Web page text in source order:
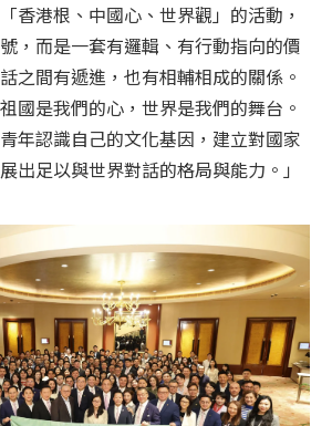
香港根、中國心、世界觀」的活動，
，而是一套有邏輯、有行動指向的價
之間有遞進，也有相輔相成的關係。
國是我們的心，世界是我們的舞台。
年認識自己的文化基因，建立對國家
出足以與世界對話的格局與能力。」